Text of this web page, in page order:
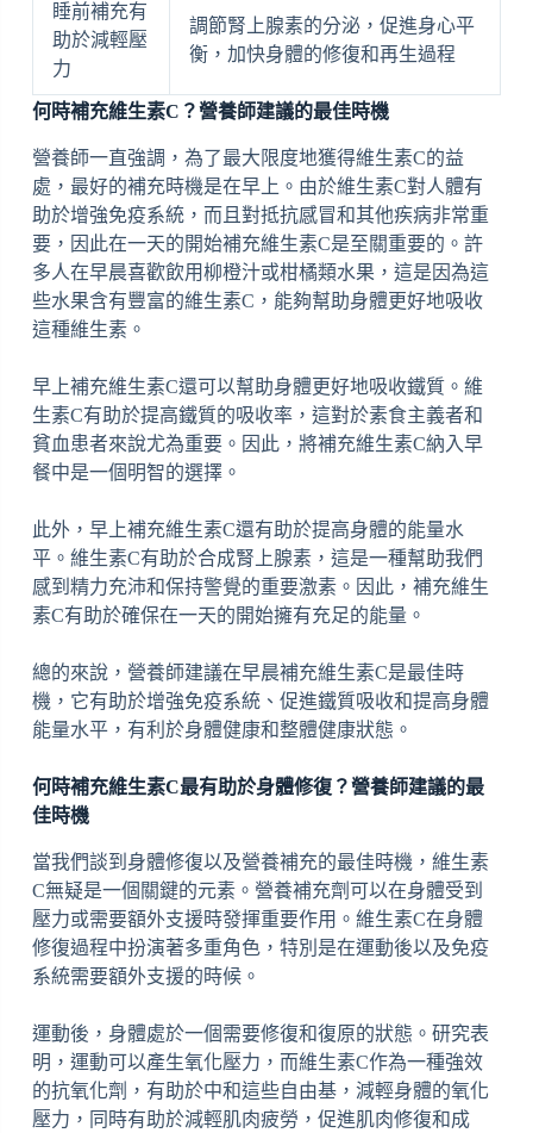
睡前補充有
助於減輕壓
力
調節腎上腺素的分泌，促進身心平
衡，加快身體的修復和再生過程
何時補充維生素C？營養師建議的最佳時機
營養師一直強調，為了最大限度地獲得維生素C的益
處，最好的補充時機是在早上。由於維生素C對人體有
助於增強免疫系統，而且對抵抗感冒和其他疾病非常重
要，因此在一天的開始補充維生素C是至關重要的。許
多人在早晨喜歡飲用柳橙汁或柑橘類水果，這是因為這
些水果含有豐富的維生素C，能夠幫助身體更好地吸收
這種維生素。
早上補充維生素C還可以幫助身體更好地吸收鐵質。維
生素C有助於提高鐵質的吸收率，這對於素食主義者和
貧血患者來說尤為重要。因此，將補充維生素C納入早
餐中是一個明智的選擇。
此外，早上補充維生素C還有助於提高身體的能量水
平。維生素C有助於合成腎上腺素，這是一種幫助我們
感到精力充沛和保持警覺的重要激素。因此，補充維生
素C有助於確保在一天的開始擁有充足的能量。
總的來說，營養師建議在早晨補充維生素C是最佳時
機，它有助於增強免疫系統、促進鐵質吸收和提高身體
能量水平，有利於身體健康和整體健康狀態。
何時補充維生素C最有助於身體修復？營養師建議的最
佳時機
當我們談到身體修復以及營養補充的最佳時機，維生素
C無疑是一個關鍵的元素。營養補充劑可以在身體受到
壓力或需要額外支援時發揮重要作用。維生素C在身體
修復過程中扮演著多重角色，特別是在運動後以及免疫
系統需要額外支援的時候。
運動後，身體處於一個需要修復和復原的狀態。研究表
明，運動可以產生氧化壓力，而維生素C作為一種強效
的抗氧化劑，有助於中和這些自由基，減輕身體的氧化
壓力，同時有助於減輕肌肉疲勞，促進肌肉修復和成